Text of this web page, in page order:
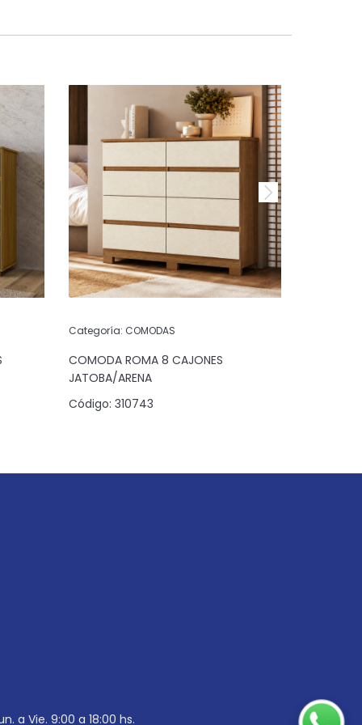
Categoría: COMODAS
COMODA ROMA 8 CAJONES
JATOBA/ARENA
Código: 310743
a Vie. 9:00 a 18:00 hs.